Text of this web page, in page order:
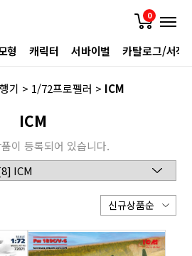
0
형 캐릭터 서바이벌 카탈로그/서적
기 > 1/72프로펠러 > ICM
ICM
이 등록되어 있습니다.